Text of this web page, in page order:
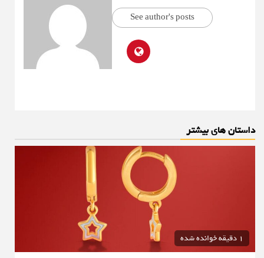
See author's posts
داستان های بیشتر
1 دقیقه خوانده شده